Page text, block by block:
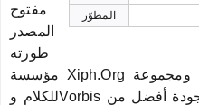
المطوّر
مفتوح
المصدر
طورته
مؤسسة Xiph.Org ومجموعة IETF. يجمع بين قدرات Speex
للكلام وVorbis للموسيقى، ويقدم جودة أفضل من MP3 وAAC